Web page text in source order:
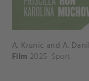
Film 2025 Sport